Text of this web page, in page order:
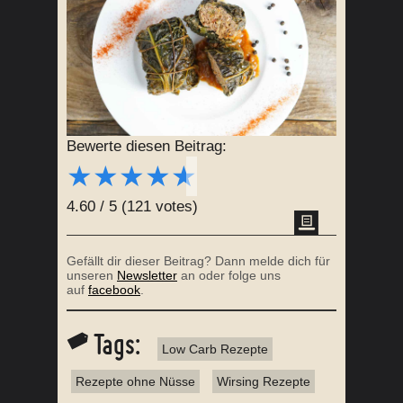
Bewerte diesen Beitrag:
★★★★★
4.60 / 5 (121 votes)
Gefällt dir dieser Beitrag? Dann melde dich für
unseren Newsletter an oder folge uns
auf facebook.
Tags: Low Carb Rezepte
Rezepte ohne Nüsse Wirsing Rezepte